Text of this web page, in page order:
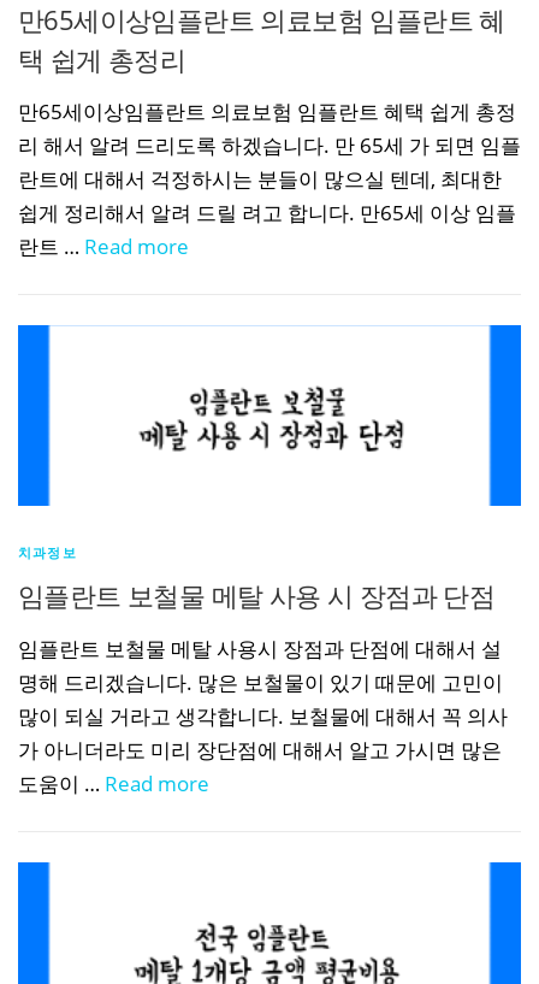
만65세이상임플란트 의료보험 임플란트 혜
택 쉽게 총정리
만65세이상임플란트 의료보험 임플란트 혜택 쉽게 총정
리 해서 알려 드리도록 하겠습니다. 만 65세 가 되면 임플
란트에 대해서 걱정하시는 분들이 많으실 텐데, 최대한
쉽게 정리해서 알려 드릴 려고 합니다. 만65세 이상 임플
란트 … Read more
치과정보
임플란트 보철물 메탈 사용 시 장점과 단점
임플란트 보철물 메탈 사용시 장점과 단점에 대해서 설
명해 드리겠습니다. 많은 보철물이 있기 때문에 고민이
많이 되실 거라고 생각합니다. 보철물에 대해서 꼭 의사
가 아니더라도 미리 장단점에 대해서 알고 가시면 많은
도움이 … Read more